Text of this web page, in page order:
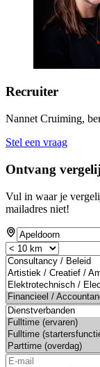
Recruiter
Nannet Cruiming,
Stel een vraag
Ontvang
Vul in waar je
mailadres niet!